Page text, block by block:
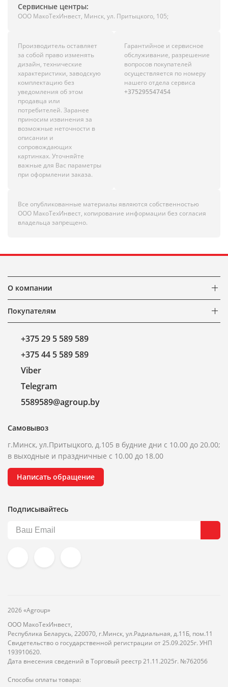
Сервисные центры:
ООО МакоТехИнвест, Минск, ул. Притыцкого, 105;
Производитель оставляет
за собой право изменять
дизайн, технические
характеристики, заводскую
комплектацию без
уведомления об этом
продавца или
потребителей. Заранее
приносим извинения за
возможные неточности в
описании и
сопровождающих
картинках. Уточняйте
важные для Вас параметры
при оформлении заказа.
Гарантийное и сервисное
обслуживание, разрешение
вопросов покупателей
осуществляется по номеру
нашего отдела сервиса
+375295547454
Все опубликованные материалы являются собственностью
ООО МакоТехИнвест, копирование информации без согласия
владельца запрещено.
О компании
Покупателям
+375 29 5 589 589
+375 44 5 589 589
Viber
Telegram
5589589@agroup.by
Самовывоз
г.Минск, ул.Притыцкого, д.105 в будние дни с 10.00 до 20.00;
в выходные и праздничные с 10.00 до 18.00
Написать обращение
Подписывайтесь
2026 «Agroup»
ООО МакоТехИнвест,
Республика Беларусь, 220070, г.Минск, ул.Радиальная, д.11Б, пом.11
Свидетельство о государственной регистрации от 25.09.2025г. УНП
193910620.
Дата внесения сведений в Торговый реестр 21.11.2025г. №762056
Способы оплаты товара: